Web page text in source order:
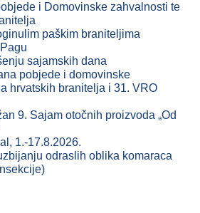
i Domovinske zahvalnosti te
paškim braniteljima
sajamskih dana
pobjede i domovinske
hrvatskih branitelja i 31. VRO
9. Sajam otočnih proizvoda „Od
1.-17.8.2026.
odraslih oblika komaraca